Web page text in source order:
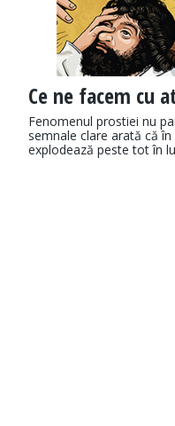
Ce ne facem cu
Fenomenul prostiei nu
semnale clare arată că
explodează peste tot în